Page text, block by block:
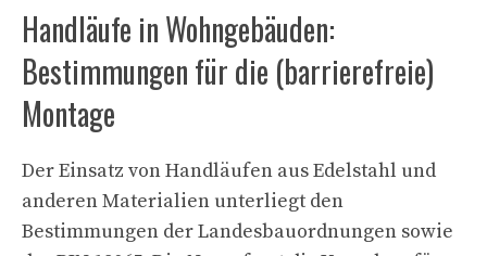
Handläufe in Wohngebäuden:
Bestimmungen für die (barrierefreie)
Montage
Der Einsatz von Handläufen aus Edelstahl und
anderen Materialien unterliegt den
Bestimmungen der Landesbauordnungen sowie